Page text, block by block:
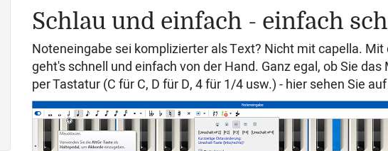
Schlau und einfach - einfach
Noteneingabe sei komplizierter als Text? Nicht mit capella.
geht's schnell und einfach von der Hand. Ganz egal, ob Sie
per Tastatur (C für C, D für D, 4 für 1/4 usw.) - hier sehen Sie